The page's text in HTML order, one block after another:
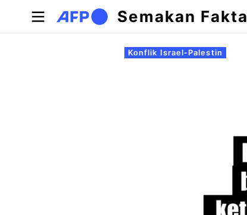
Langkau ke kandungan utama
Semakan Fakta
Tab-tab utama
Konflik Israel-Palestin